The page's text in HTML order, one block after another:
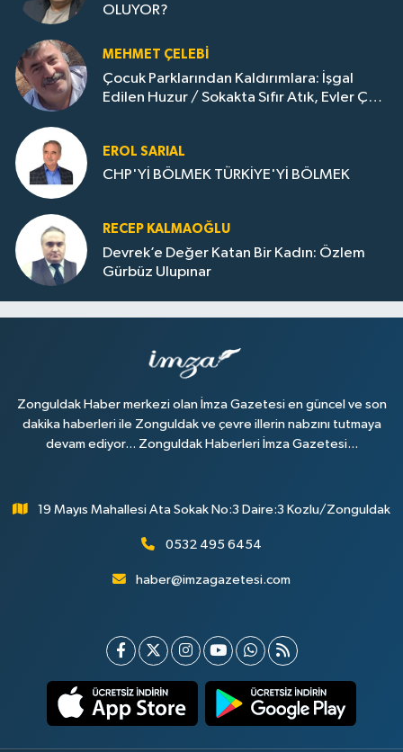
OLUYOR?
MEHMET ÇELEBI
Çocuk Parklarından Kaldırımlara: İşgal
Edilen Huzur / Sokakta Sıfır Atık, Evler Çöp
EROL SARIAL
CHP'Yİ BÖLMEK TÜRKİYE'Yİ BÖLMEK
RECEP KALMAOĞLU
Devrek’e Değer Katan Bir Kadın: Özlem
Gürbüz Ulupınar
Zonguldak Haber merkezi olan İmza Gazetesi en güncel ve son
dakika haberleri ile Zonguldak ve çevre illerin nabzını tutmaya
devam ediyor... Zonguldak Haberleri İmza Gazetesi...
19 Mayıs Mahallesi Ata Sokak No:3 Daire:3 Kozlu/Zonguldak
0532 495 6454
haber@imzagazetesi.com